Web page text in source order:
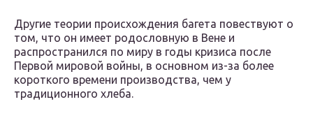
Другие теории происхождения багета повествуют о
том, что он имеет родословную в Вене и
распространился по миру в годы кризиса после
Первой мировой войны, в основном из-за более
короткого времени производства, чем у
традиционного хлеба.